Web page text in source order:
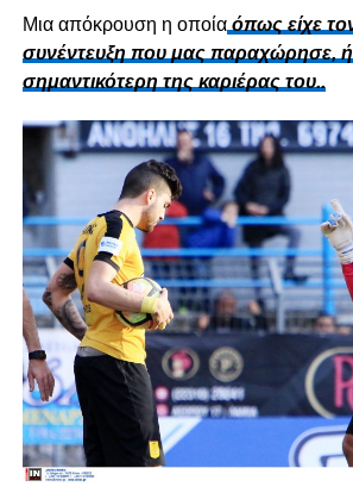
Μια απόκρουση η οποία όπως είχε
συνέντευξη που μας παραχώρησε,
σημαντικότερη της καριέρας του..